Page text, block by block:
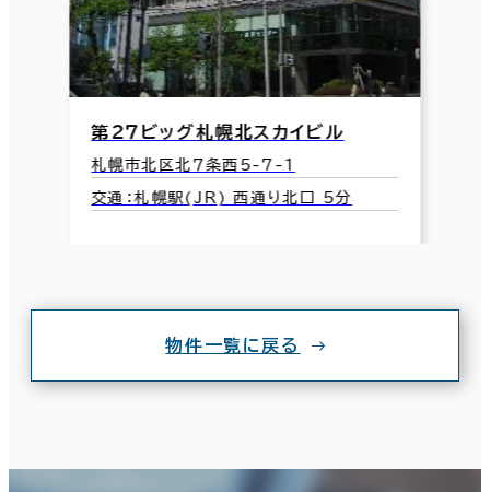
第２７ビッグ札幌北スカイビル
札幌市北区北７条西5-7-1
交通：札幌駅(JR) 西通り北口 5分
物件一覧に戻る